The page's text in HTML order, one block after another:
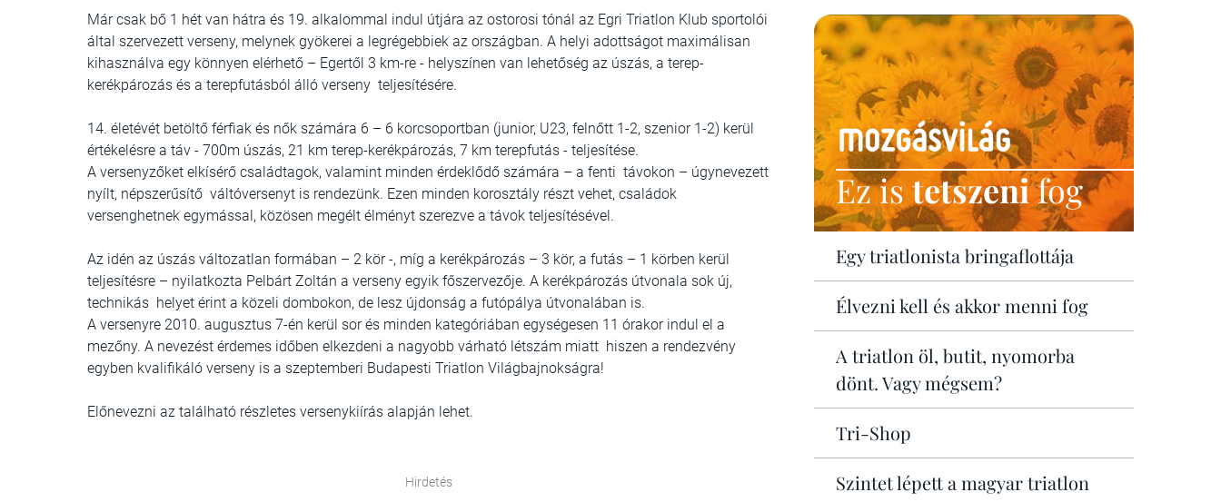
Már csak bő 1 hét van hátra és 19. alkalommal indul útjára az ostorosi tónál az Egri Triatlon Klub sportolói
által szervezett verseny, melynek gyökerei a legrégebbiek az országban. A helyi adottságot maximálisan
kihasználva egy könnyen elérhető – Egertől 3 km-re - helyszínen van lehetőség az úszás, a terep-
kerékpározás és a terepfutásból álló verseny teljesítésére.
14. életévét betöltő férfiak és nők számára 6 – 6 korcsoportban (junior, U23, felnőtt 1-2, szenior 1-2) kerül
értékelésre a táv - 700m úszás, 21 km terep-kerékpározás, 7 km terepfutás - teljesítése.
A versenyzőket elkísérő családtagok, valamint minden érdeklődő számára – a fenti távokon – úgynevezett
nyílt, népszerűsítő váltóversenyt is rendezünk. Ezen minden korosztály részt vehet, családok
versenghetnek egymással, közösen megélt élményt szerezve a távok teljesítésével.
Az idén az úszás változatlan formában – 2 kör -, míg a kerékpározás – 3 kör, a futás – 1 körben kerül
teljesítésre – nyilatkozta Pelbárt Zoltán a verseny egyik főszervezője. A kerékpározás útvonala sok új,
technikás helyet érint a közeli dombokon, de lesz újdonság a futópálya útvonalában is.
A versenyre 2010. augusztus 7-én kerül sor és minden kategóriában egységesen 11 órakor indul el a
mezőny. A nevezést érdemes időben elkezdeni a nagyobb várható létszám miatt hiszen a rendezvény
egyben kvalifikáló verseny is a szeptemberi Budapesti Triatlon Világbajnokságra!
Előnevezni az található részletes versenykiírás alapján lehet.
Hirdetés
Ez istetszenifog
Egy triatlonista bringaflottája
Élvezni kell és akkor menni fog
A triatlon öl, butit, nyomorba
dönt. Vagy mégsem?
Tri-Shop
Szintet lépett a magyar triatlon